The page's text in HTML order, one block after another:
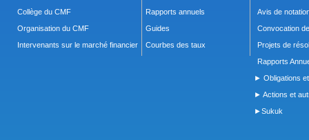
Collège du CMF
Organisation du CMF
Intervenants sur le marché financier
Rapports annuels
Guides
Courbes des taux
Avis de
Convocation
Projets de
Rapports
► Obligations
► Actions et
►Sukuk